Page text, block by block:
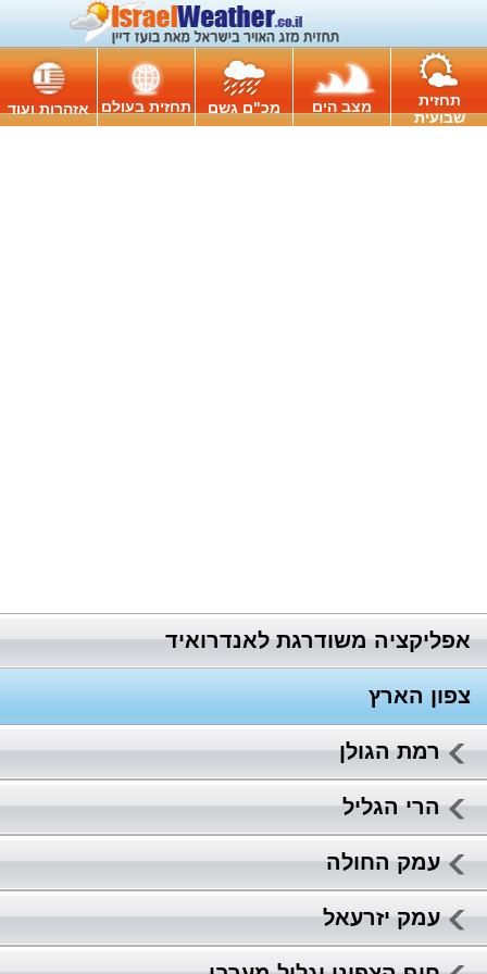
תחזית
שבועית
מצב הים מכ"ם גשם תחזית בעולם אזהרות ועוד
אפליקציה משודרגת לאנדרואיד
צפון הארץ
רמת הגולן
הרי הגליל
עמק החולה
עמק יזרעאל